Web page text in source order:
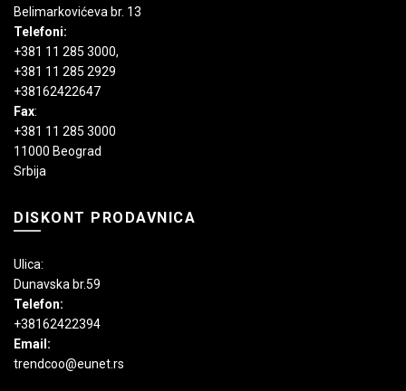
Belimarkovićeva br. 13
Telefoni:
+381 11 285 3000,
+381 11 285 2929
+38162422647
Fax:
+381 11 285 3000
11000 Beograd
Srbija
DISKONT PRODAVNICA
Ulica:
Dunavska br.59
Telefon:
+38162422394
Email:
trendcoo@eunet.rs